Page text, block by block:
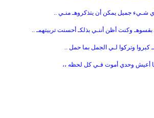
أي شـيء جميل يمكن أن يتذكروهـ منـي ..
وكنت أظن أننـي بذلكـ أحسنت تربيتهمـ ..
كبروا وتركوا لـي الجمل بما حمل ..
أعيش وحدي أموت فـي كل لحظه ،،